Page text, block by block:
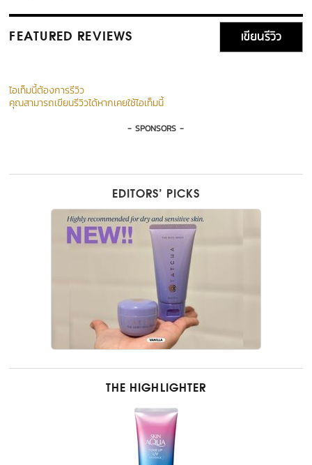
FEATURED REVIEWS เขียนรีวิว
ไอเท็มนี้ต้องการรีวิว
คุณสามารถเขียนรีวิวได้หากเคยใช้ไอเท็มนี้
- SPONSORS -
EDITORS’ PICKS
THE HIGHLIGHTER